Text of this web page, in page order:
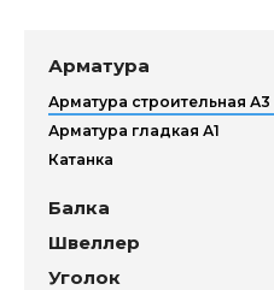
Арматура
Арматура строительная А3
Арматура гладкая А1
Катанка
Балка
Швеллер
Уголок